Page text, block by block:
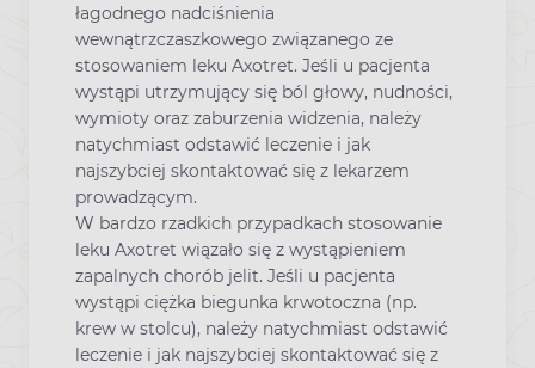
łagodnego nadciśnienia
wewnątrzczaszkowego związanego ze
stosowaniem leku Axotret. Jeśli u pacjenta
wystąpi utrzymujący się ból głowy, nudności,
wymioty oraz zaburzenia widzenia, należy
natychmiast odstawić leczenie i jak
najszybciej skontaktować się z lekarzem
prowadzącym.
W bardzo rzadkich przypadkach stosowanie
leku Axotret wiązało się z wystąpieniem
zapalnych chorób jelit. Jeśli u pacjenta
wystąpi ciężka biegunka krwotoczna (np.
krew w stolcu), należy natychmiast odstawić
leczenie i jak najszybciej skontaktować się z